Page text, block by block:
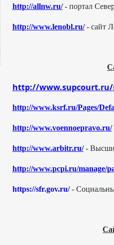
http://allnw.ru/ - портал
http://www.lenobl.ru/ - сайт
http://www.supcourt.ru/
http://www.ksrf.ru/Pages/
http://www.voennoepravo.ru/
http://www.arbitr.ru/-
http://www.pcpi.ru/manage/
https://sfr.gov.ru/-